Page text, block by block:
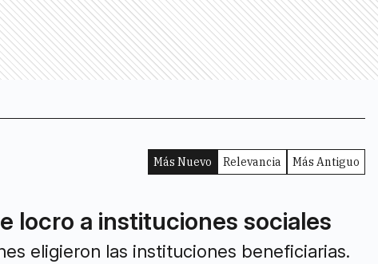
Más Nuevo Relevancia Más Antiguo
locro a instituciones sociales
eligieron las instituciones beneficiarias.